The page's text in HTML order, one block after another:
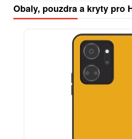
Obaly, pouzdra a kryty pro